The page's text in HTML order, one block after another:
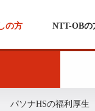
の方 NTT-OBの
パソナHSの福利厚生